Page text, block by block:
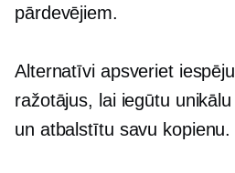
pārdevējiem.
Alternatīvi apsveriet
ražotājus, lai iegūtu
un atbalstītu savu kopienu.